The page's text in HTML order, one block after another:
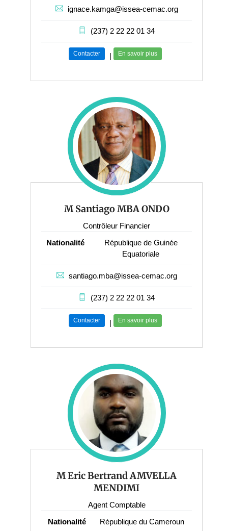
ignace.kamga@issea-cemac.org
(237) 2 22 22 01 34
Contacter | En savoir plus
M Santiago MBA ONDO
Contrôleur Financier
Nationalité
République de Guinée
Equatoriale
santiago.mba@issea-cemac.org
(237) 2 22 22 01 34
Contacter | En savoir plus
M Eric Bertrand AMVELLA
MENDIMI
Agent Comptable
Nationalité
République du Cameroun